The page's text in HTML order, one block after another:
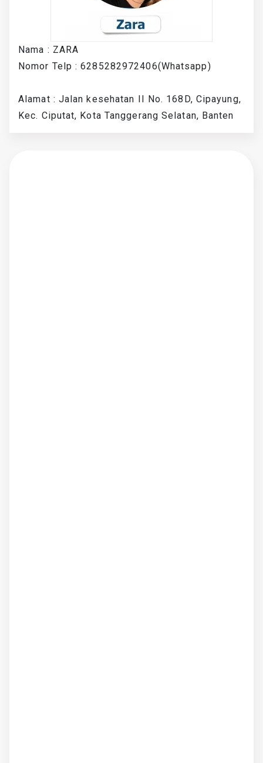
Nama : ZARA
Nomor Telp : 6285282972406(Whatsapp)
Alamat : Jalan kesehatan II No. 168D, Cipayung,
Kec. Ciputat, Kota Tanggerang Selatan, Banten